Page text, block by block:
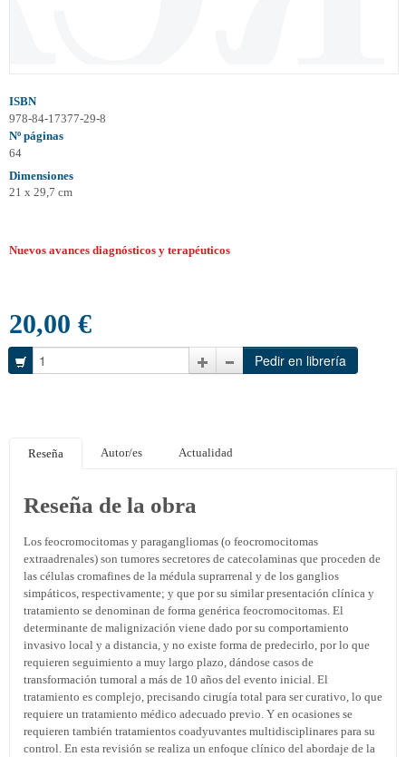
ISBN
978-84-17377-29-8
Nº páginas
64
Dimensiones
21 x 29,7 cm
Nuevos avances diagnósticos y terapéuticos
20,00 €
Reseña Autor/es Actualidad
Reseña de la obra
Los feocromocitomas y paragangliomas (o feocromocitomas
extraadrenales) son tumores secretores de catecolaminas que proceden de
las células cromafines de la médula suprarrenal y de los ganglios
simpáticos, respectivamente; y que por su similar presentación clínica y
tratamiento se denominan de forma genérica feocromocitomas. El
determinante de malignización viene dado por su comportamiento
invasivo local y a distancia, y no existe forma de predecirlo, por lo que
requieren seguimiento a muy largo plazo, dándose casos de
transformación tumoral a más de 10 años del evento inicial. El
tratamiento es complejo, precisando cirugía total para ser curativo, lo que
requiere un tratamiento médico adecuado previo. Y en ocasiones se
requieren también tratamientos coadyuvantes multidisciplinares para su
control. En esta revisión se realiza un enfoque clínico del abordaje de la